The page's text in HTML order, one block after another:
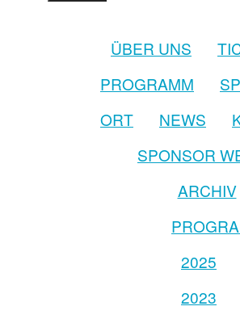
ÜBER UNS
PROGRAMM
ORT
NEWS
SPONSOR
ARCHIV
2025
2023